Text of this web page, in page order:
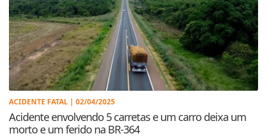
ACIDENTE FATAL | 02/04/2025
Acidente envolvendo 5 carretas e um carro deixa um
morto e um ferido na BR-364